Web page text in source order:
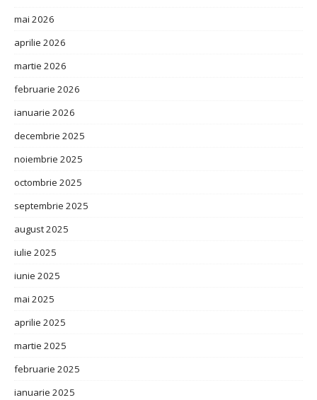
mai 2026
aprilie 2026
martie 2026
februarie 2026
ianuarie 2026
decembrie 2025
noiembrie 2025
octombrie 2025
septembrie 2025
august 2025
iulie 2025
iunie 2025
mai 2025
aprilie 2025
martie 2025
februarie 2025
ianuarie 2025